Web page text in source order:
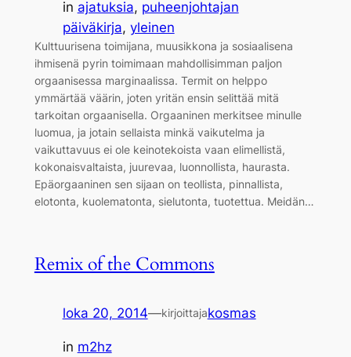
in ajatuksia, puheenjohtajan
päiväkirja, yleinen
Kulttuurisena toimijana, muusikkona ja sosiaalisena
ihmisenä pyrin toimimaan mahdollisimman paljon
orgaanisessa marginaalissa. Termit on helppo
ymmärtää väärin, joten yritän ensin selittää mitä
tarkoitan orgaanisella. Orgaaninen merkitsee minulle
luomua, ja jotain sellaista minkä vaikutelma ja
vaikuttavuus ei ole keinotekoista vaan elimellistä,
kokonaisvaltaista, juurevaa, luonnollista, haurasta.
Epäorgaaninen sen sijaan on teollista, pinnallista,
elotonta, kuolematonta, sielutonta, tuotettua. Meidän…
Remix of the Commons
loka 20, 2014—kirjoittajakosmas
in m2hz